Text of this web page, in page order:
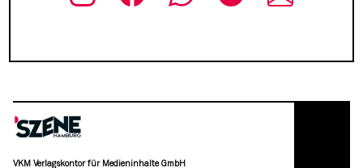
VKM Verlagskontor für Medieninhalte GmbH